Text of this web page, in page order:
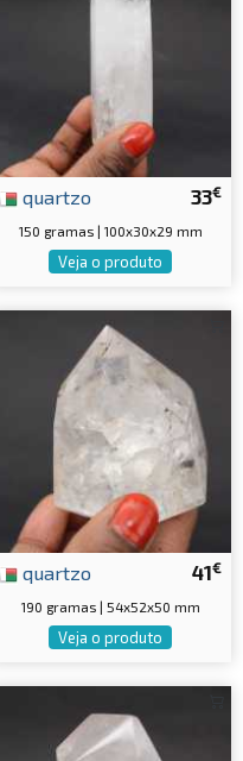
33€
quartzo
150 gramas | 100x30x29 mm
Veja o produto
41€
quartzo
190 gramas | 54x52x50 mm
Veja o produto